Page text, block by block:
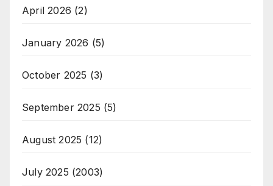
April 2026 (2)
January 2026 (5)
October 2025 (3)
September 2025 (5)
August 2025 (12)
July 2025 (2003)